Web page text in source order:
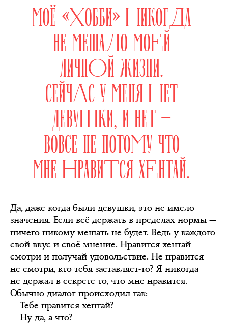
МОЁ «ХОББИ» НИКОГДА
НЕ МЕШАЛО МОЕЙ
ЛИЧНОЙ ЖИЗНИ.
СЕЙЧАС У МЕНЯ НЕТ
ДЕВУШКИ, И НЕТ —
ВОВСЕ НЕ ПОТОМУ ЧТО
МНЕ НРАВИТСЯ ХЕНТАЙ.
Да, даже когда были девушки, это не имело
значения. Если всё держать в пределах нормы —
ничего никому мешать не будет. Ведь у каждого
свой вкус и своё мнение. Нравится хентай —
смотри и получай удовольствие. Не нравится —
не смотри, кто тебя заставляет-то? Я никогда
не держал в секрете то, что мне нравится.
Обычно диалог происходил так:
— Тебе нравится хентай?
— Ну да, а что?